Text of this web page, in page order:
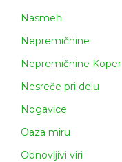
Nasmeh
Nepremičnine
Nepremičnine Koper
Nesreče pri delu
Nogavice
Oaza miru
Obnovljivi viri